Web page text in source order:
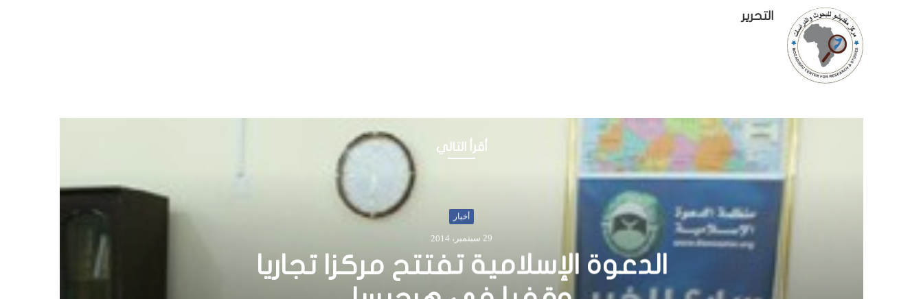
التحرير
أقرأ التالي
“الشباب” تدخل مدينة قريولي بعد
انسحاب الجيش والقوات الأفريقية